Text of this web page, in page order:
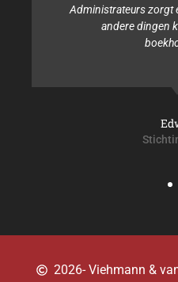
Administrateurs zorgt
andere dingen
2026- Viehmann &